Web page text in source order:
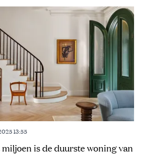
13:55
miljoen is de duurste woning van